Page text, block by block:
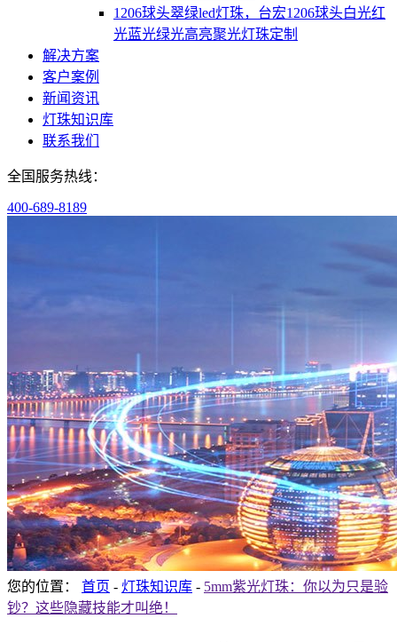
1206球头翠绿led灯珠，台宏1206球头白光红
光蓝光绿光高亮聚光灯珠定制
解决方案
客户案例
新闻资讯
灯珠知识库
联系我们
全国服务热线：
400-689-8189
您的位置： 首页 - 灯珠知识库 - 5mm紫光灯珠：你以为只是验
钞？这些隐藏技能才叫绝！